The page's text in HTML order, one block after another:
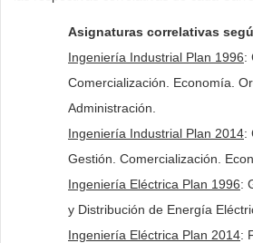
Asignaturas correlativas
Ingeniería Industrial Plan 1996:
Comercialización. Economía.
Administración.
Ingeniería Industrial Plan 2014:
Gestión. Comercialización.
Ingeniería Eléctrica Plan 1996:
y Distribución de Energía
Ingeniería Eléctrica Plan 2014: